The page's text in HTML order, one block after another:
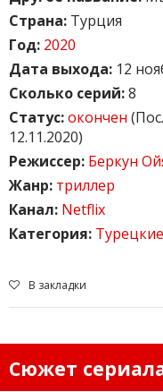
Страна: Турция
Год: 2020
Дата выхода: 12
Сколько серий:8
Статус:окончен
12.11.2020)
Режиссер: Беркун
Жанр: триллер
Канал: Netflix
Категория:
В закладки
Сюжет